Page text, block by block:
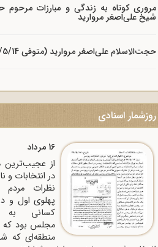
مروری کوتاه به زندگی و مبارزات مرحوم
شیخ علی‌اصغر مروارید
حجت‌الاسلام علی‌اصغر مروارید (متوفی 1396/5/14)
روزشمار اسنادی
16 مرداد
از عجیب‌ترین
در انتخابات و
نظرات
پهلوی اول و
کسانی به
مجلس بود که
منطقه‌ای که